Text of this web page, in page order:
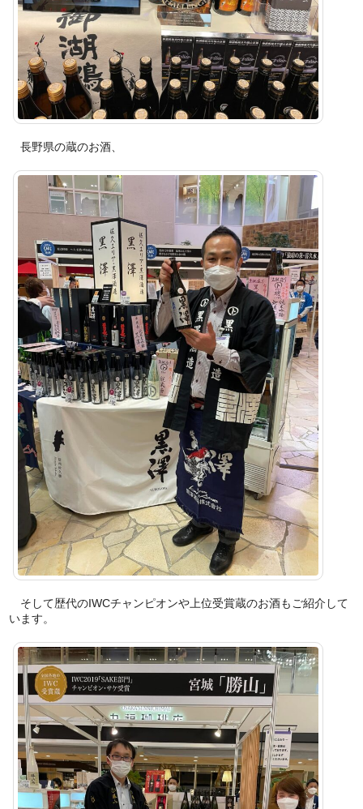
長野県の蔵のお酒、
そして歴代のIWCチャンピオンや上位受賞蔵のお酒もご紹介して
います。